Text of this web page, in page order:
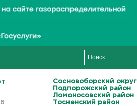
Сосновоборский округ
Подпорожский район
Ломоносовский район
Тосненский район